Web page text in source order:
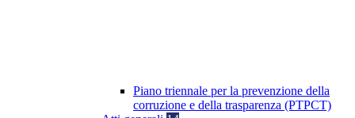
Piano triennale per la prevenzione della
corruzione e della trasparenza (PTPCT)